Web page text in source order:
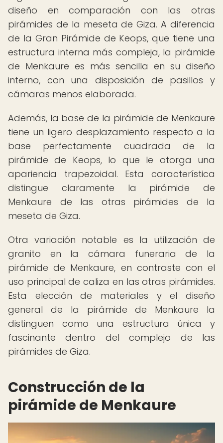
diseño en comparación con las otras
pirámides de la meseta de Giza. A diferencia
de la Gran Pirámide de Keops, que tiene una
estructura interna más compleja, la pirámide
de Menkaure es más sencilla en su diseño
interno, con una disposición de pasillos y
cámaras menos elaborada.
Además, la base de la pirámide de Menkaure
tiene un ligero desplazamiento respecto a la
base perfectamente cuadrada de la
pirámide de Keops, lo que le otorga una
apariencia trapezoidal. Esta característica
distingue claramente la pirámide de
Menkaure de las otras pirámides de la
meseta de Giza.
Otra variación notable es la utilización de
granito en la cámara funeraria de la
pirámide de Menkaure, en contraste con el
uso principal de caliza en las otras pirámides.
Esta elección de materiales y el diseño
general de la pirámide de Menkaure la
distinguen como una estructura única y
fascinante dentro del complejo de las
pirámides de Giza.
Construcción de la
pirámide de Menkaure